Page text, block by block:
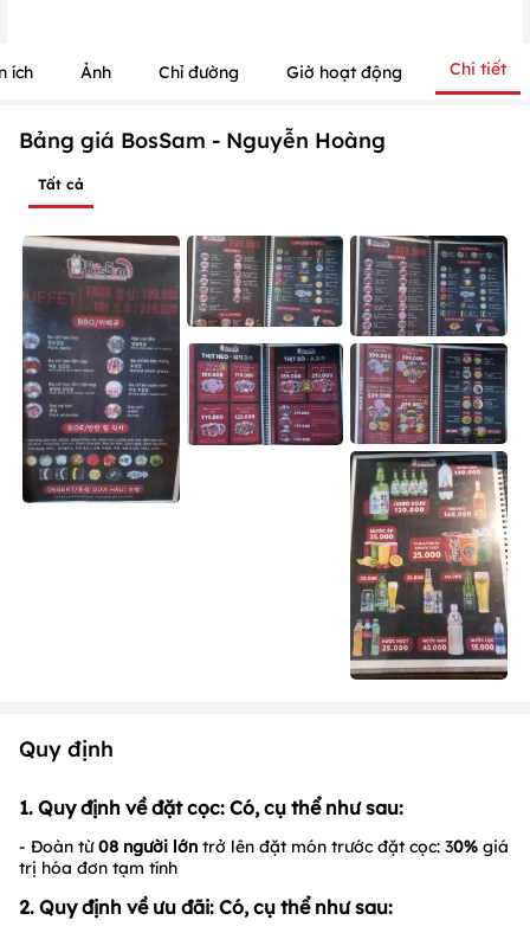
ích Ảnh Chỉ đường Giờ hoạt động Chi tiết
Bảng giá BosSam - Nguyễn Hoàng
Tất cả
Quy định
1. Quy định về đặt cọc: Có, cụ thể như sau:
- Đoàn từ08 người lớn trở lên đặt món trước đặt cọc: 30% giá
trị hóa đơn tạm tính
2. Quy định về ưu đãi: Có, cụ thể như sau: